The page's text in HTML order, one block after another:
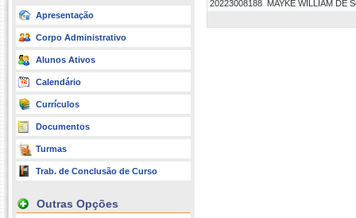
Apresentação
Corpo Administrativo
Alunos Ativos
Calendário
Currículos
Documentos
Turmas
Trab. de Conclusão de Curso
Outras Opções
20223008188 MAYKE WILLIAM DE